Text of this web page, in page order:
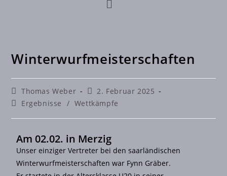
Winterwurfmeisterschaften
Thomas Weber
2. Februar 2025
Ergebnisse
/ Wettkämpfe
Am 02.02. in Merzig
Unser einziger Vertreter bei den saarländischen
Winterwurfmeisterschaften war Fynn Gräber.